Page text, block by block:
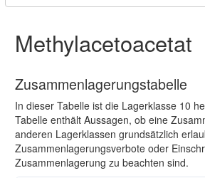
Methylacetoacetat
Zusammenlagerungstabelle
In dieser Tabelle ist die Lagerklasse 10
Tabelle enthält Aussagen, ob eine
anderen Lagerklassen grundsätzlich
Zusammenlagerungsverbote oder
Zusammenlagerung zu beachten sind.